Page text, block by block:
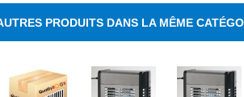
PRODUITS DANS LA MÊME